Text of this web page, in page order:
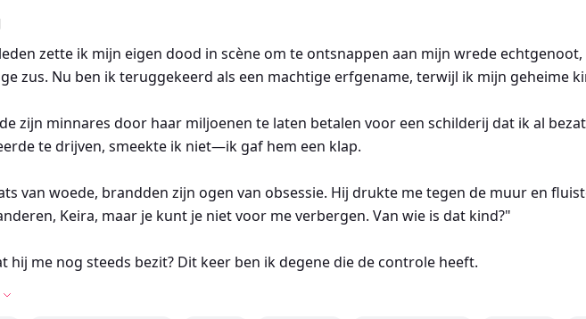
zette ik mijn eigen dood in scène om te ontsnappen aan mijn wrede echtgenoot,
zus. Nu ben ik teruggekeerd als een machtige erfgename, terwijl ik mijn geheime
zijn minnares door haar miljoenen te laten betalen voor een schilderij dat ik al
te drijven, smeekte ik niet—ik gaf hem een klap.
van woede, brandden zijn ogen van obsessie. Hij drukte me tegen de muur en
Keira, maar je kunt je niet voor me verbergen. Van wie is dat kind?"
hij me nog steeds bezit? Dit keer ben ik degene die de controle heeft.